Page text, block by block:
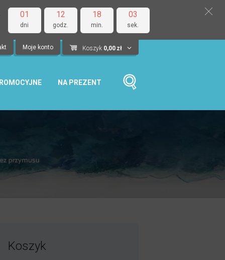
01
dni
12
godz.
18
min.
03
sek.
Moje konto Koszyk 0,00 zł
NA PREZENT
Koszyk